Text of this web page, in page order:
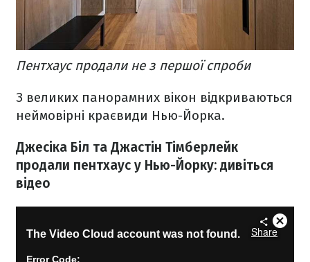
Пентхаус продали не з першої спроби
З великих панорамних вікон відкриваються
неймовірні краєвиди Нью-Йорка.
Джесіка Біл та Джастін Тімберлейк
продали пентхаус у Нью-Йорку: дивіться
відео